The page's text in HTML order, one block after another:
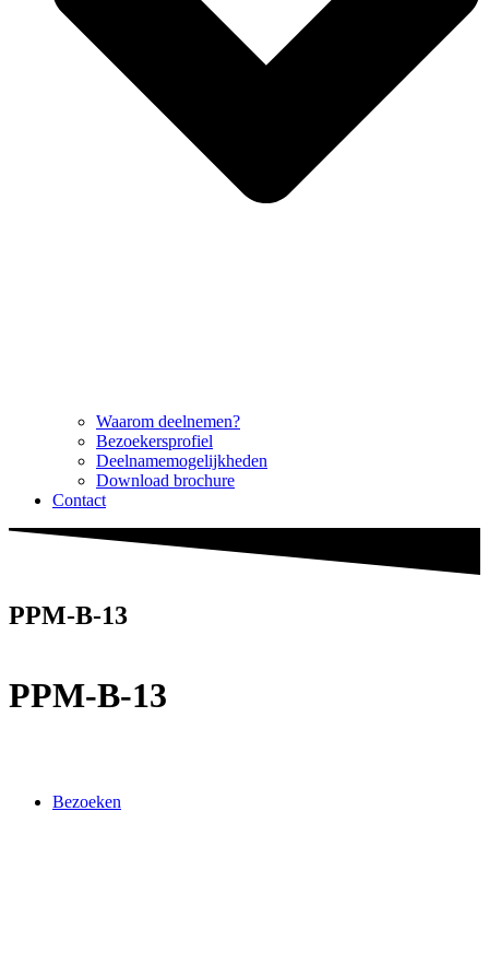
Waarom deelnemen?
Bezoekersprofiel
Deelnamemogelijkheden
Download brochure
Contact
PPM-B-13
PPM-B-13
Bezoeken